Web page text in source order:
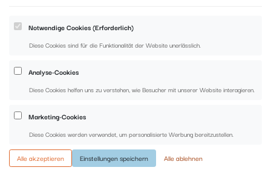
gemäß den Vorgaben der Datenschutzgrundverordnung
– DSGVO – informieren.
I. Name und Anschrift des Verantwortlichen
Diese Datenschutz-Information gilt für die
Datenverarbeitung durch:
Sp Legal GmbH
Notwendige Cookies (Erforderlich)
Diese Cookies sind für die Funktionalität der Website unerlässlich.
Analyse-Cookies
Diese Cookies helfen uns zu verstehen, wie Besucher mit unserer Website interagieren.
Marketing-Cookies
Diese Cookies werden verwendet, um personalisierte Werbung bereitzustellen.
Alle akzeptieren Einstellungen speichern Alle ablehnen